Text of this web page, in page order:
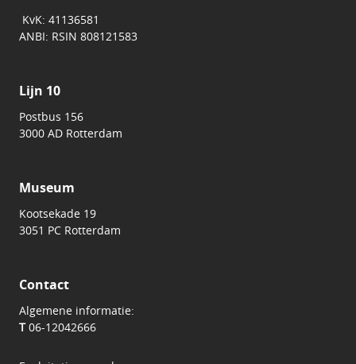
KvK: 41136581
ANBI: RSIN 808121583
Lijn 10
Postbus 156
3000 AD Rotterdam
Museum
Kootsekade 19
3051 PC Rotterdam
Contact
Algemene informatie:
T06-12042666